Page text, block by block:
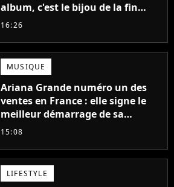
album, c'est le bijou de la fin
d'été
16:26
MUSIQUE
Ariana Grande numéro un des
ventes en France : elle signe le
meilleur démarrage de sa
carrière avec son album Petal
15:08
LIFESTYLE